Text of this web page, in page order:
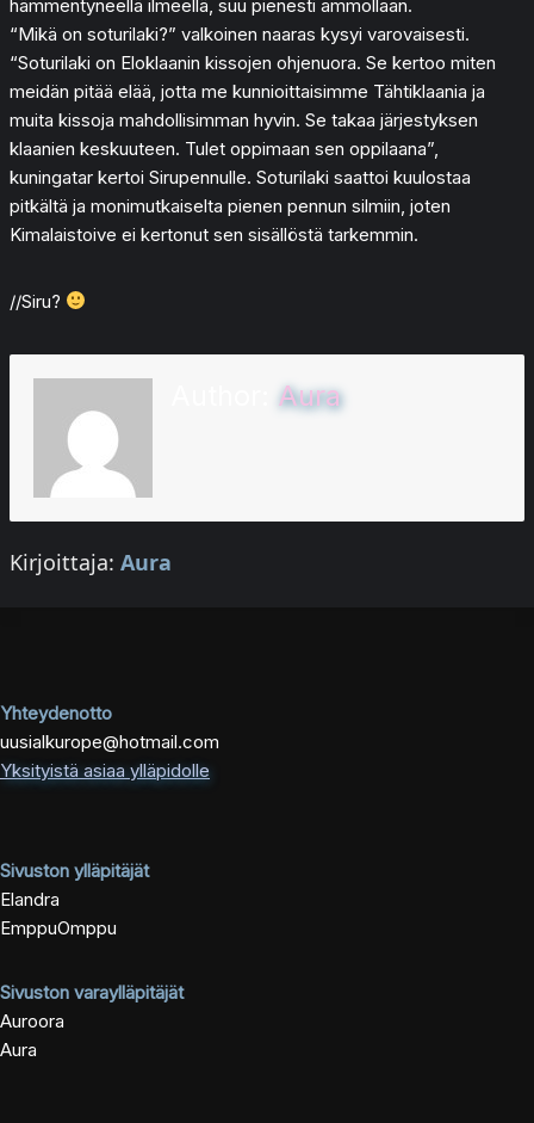
hämmentyneellä ilmeellä, suu pienesti ammollaan.
“Mikä on soturilaki?” valkoinen naaras kysyi varovaisesti.
“Soturilaki on Eloklaanin kissojen ohjenuora. Se kertoo miten
meidän pitää elää, jotta me kunnioittaisimme Tähtiklaania ja
muita kissoja mahdollisimman hyvin. Se takaa järjestyksen
klaanien keskuuteen. Tulet oppimaan sen oppilaana”,
kuningatar kertoi Sirupennulle. Soturilaki saattoi kuulostaa
pitkältä ja monimutkaiselta pienen pennun silmiin, joten
Kimalaistoive ei kertonut sen sisällöstä tarkemmin.
//Siru?
Aura
Kirjoittaja: Aura
Yhteydenotto
uusialkurope@hotmail.com
Yksityistä asiaa ylläpidolle
Sivuston ylläpitäjät
Elandra
EmppuOmppu
Sivuston varaylläpitäjät
Auroora
Aura